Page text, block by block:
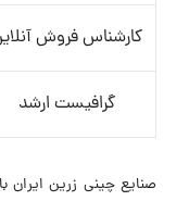
کارشناس فروش
گرافیست ارشد